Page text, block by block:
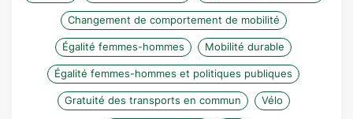
Changement de comportement de mobilité
Égalité femmes-hommes Mobilité durable
Égalité femmes-hommes et politiques publiques
Gratuité des transports en commun Vélo